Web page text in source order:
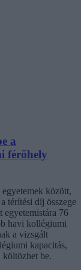
a
férőhely
között,
térítési díj összege
egyetemistára 76
havi kollégiumi
a vizsgált
kapacitás,
be.